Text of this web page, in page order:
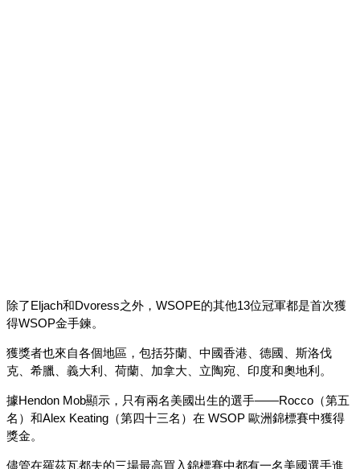
除了Eljach和Dvoress之外，WSOPE的其他13位冠軍都是首次獲
得WSOP金手鍊。
獲獎者也來自各個地區，包括芬蘭、中國香港、德國、斯洛伐
克、希臘、義大利、荷蘭、加拿大、立陶宛、印度和奧地利。
據Hendon Mob顯示，只有兩名美國出生的選手——Rocco（第五
名）和Alex Keating（第四十三名）在 WSOP 歐洲錦標賽中獲得
獎金。
儘管在羅茲瓦都夫的三場最高買入錦標賽中都有一名美國選手進